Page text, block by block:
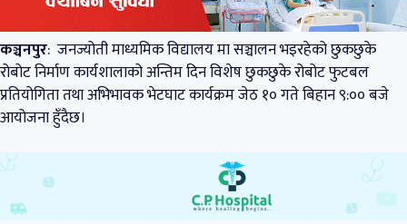
कञ्चनपुर: जनज्योती माध्यमिक विद्यालय मा सञ्चालन भइरहेको छुकछुके
रोबोट निर्माण कार्यशालाको अन्तिम दिन विशेष छुकछुके रोबोट फुटबल
प्रतियोगिता तथा अभिभावक भेटघाट कार्यक्रम जेठ १० गते बिहान ९:०० बजे
आयोजना हुँदैछ।